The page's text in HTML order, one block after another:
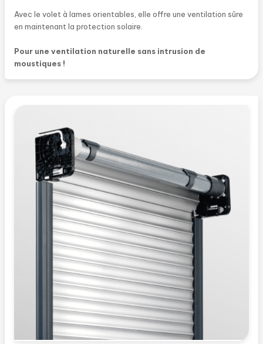
Avec le volet à lames orientables, elle offre une ventilation sûre
en maintenant la protection solaire.
Pour une ventilation naturelle sans intrusion de
moustiques !